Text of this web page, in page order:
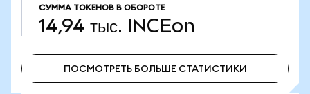
СУММА ТОКЕНОВ В ОБОРОТЕ
14,94 тыс. INCEon
ПОСМОТРЕТЬ БОЛЬШЕ СТАТИСТИКИ